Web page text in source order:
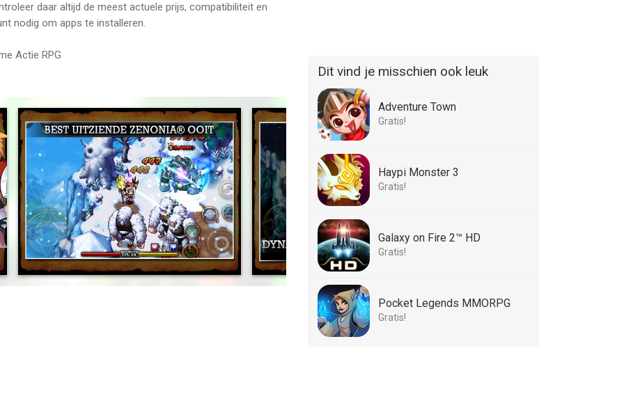
daar altijd de meest actuele prijs, compatibiliteit en
nodig om apps te installeren.
Actie RPG
te veranderen.
het grootste ZENONIA avontuur ooit aan te gaan!
vormgeving en de allerbeste animaties - speciaal
- beheerst krachtige combo-hits en vernietigende skills,
Beheers het Feeënsysteem en vernietig honderden
Dit vind je misschien ook leuk
Adventure Town
Gratis!
Haypi Monster 3
Gratis!
Galaxy on Fire 2™ HD
Gratis!
Pocket Legends MMORPG
Gratis!